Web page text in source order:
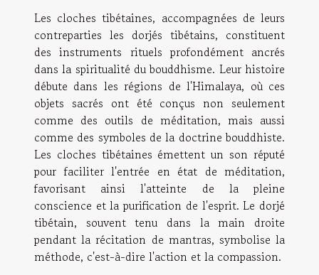
Les cloches tibétaines, accompagnées de leurs
contreparties les dorjés tibétains, constituent
des instruments rituels profondément ancrés
dans la spiritualité du bouddhisme. Leur histoire
débute dans les régions de l'Himalaya, où ces
objets sacrés ont été conçus non seulement
comme des outils de méditation, mais aussi
comme des symboles de la doctrine bouddhiste.
Les cloches tibétaines émettent un son réputé
pour faciliter l'entrée en état de méditation,
favorisant ainsi l'atteinte de la pleine
conscience et la purification de l'esprit. Le dorjé
tibétain, souvent tenu dans la main droite
pendant la récitation de mantras, symbolise la
méthode, c'est-à-dire l'action et la compassion.